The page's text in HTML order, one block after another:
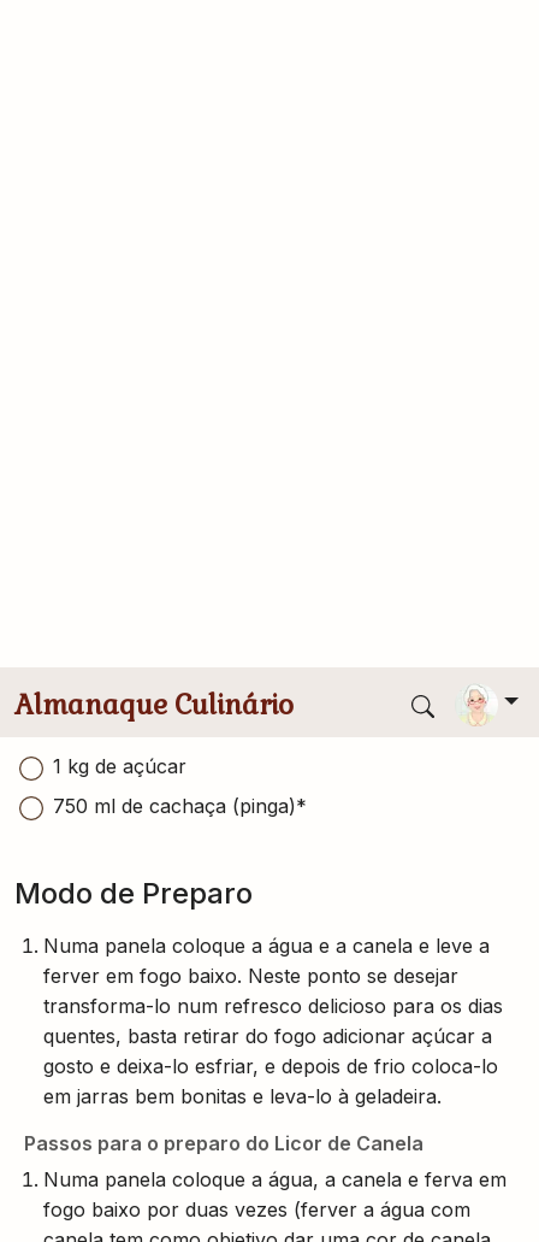
em pau - com esta quantidade o licor não pega a
cor da canela)
1 kg de açúcar
750 ml de cachaça (pinga)*
Modo de Preparo
Numa panela coloque a água e a canela e leve a
ferver em fogo baixo. Neste ponto se desejar
transforma-lo num refresco delicioso para os dias
quentes, basta retirar do fogo adicionar açúcar a
gosto e deixa-lo esfriar, e depois de frio coloca-lo
em jarras bem bonitas e leva-lo à geladeira.
Passos para o preparo do Licor de Canela
Numa panela coloque a água, a canela e ferva em
fogo baixo por duas vezes (ferver a água com